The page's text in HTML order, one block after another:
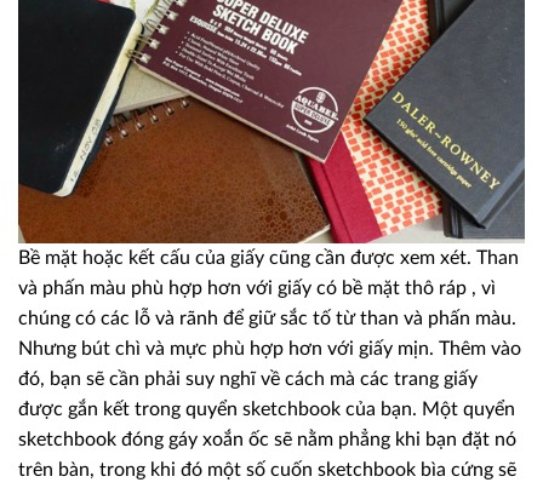
Bề mặt hoặc kết cấu của giấy cũng cần được xem xét. Than
và phấn màu phù hợp hơn với giấy có bề mặt thô ráp , vì
chúng có các lỗ và rãnh để giữ sắc tố từ than và phấn màu.
Nhưng bút chì và mực phù hợp hơn với giấy mịn. Thêm vào
đó, bạn sẽ cần phải suy nghĩ về cách mà các trang giấy
được gắn kết trong quyển sketchbook của bạn. Một quyển
sketchbook đóng gáy xoắn ốc sẽ nằm phẳng khi bạn đặt nó
trên bàn, trong khi đó một số cuốn sketchbook bìa cứng sẽ